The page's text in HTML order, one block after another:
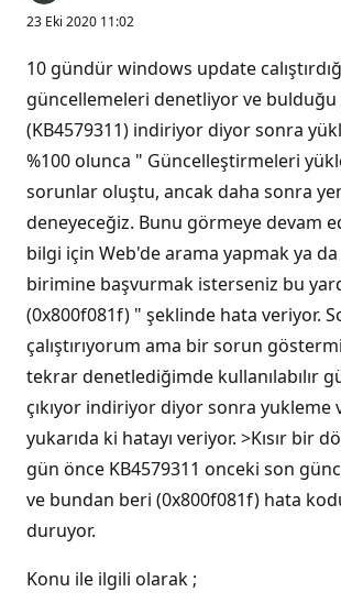
23 Eki 2020 11:02
10 gündür windows update
güncellemeleri denetliyor ve bulduğu
(KB4579311) indiriyor diyor sonra
%100 olunca " Güncelleştirmeleri
sorunlar oluştu, ancak daha sonra
deneyeceğiz. Bunu görmeye devam
bilgi için Web'de arama yapmak ya
birimine başvurmak isterseniz bu
(0x800f081f) " şeklinde hata veriyor.
çalıştırıyorum ama bir sorun
tekrar denetlediğimde kullanılabılır
çıkıyor indiriyor diyor sonra yukleme
yukarıda ki hatayı veriyor. >Kısır bir
gün önce KB4579311 onceki son
ve bundan beri (0x800f081f) hata
duruyor.
Konu ile ilgili olarak ;